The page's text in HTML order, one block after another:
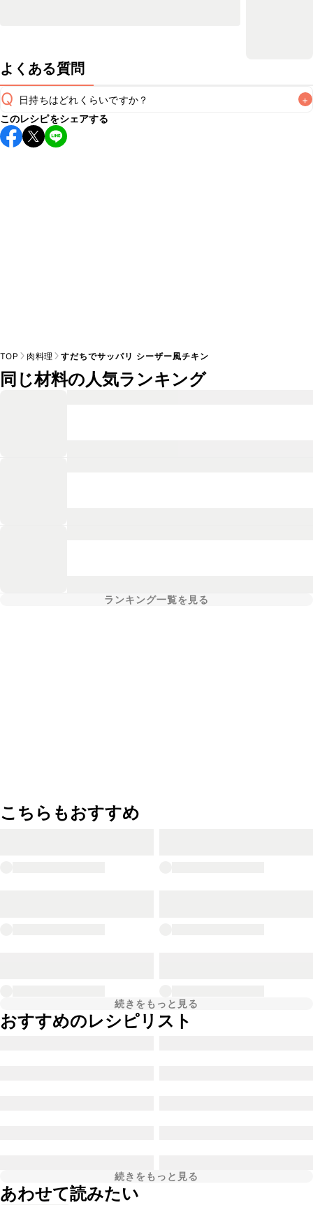
よくある質問
Q 日持ちはどれくらいですか？ +
保存期間は冷蔵で翌日中が目安です。なるべくお早めにお召
し上がりください。
このレシピをシェアする
TOP 肉料理 すだちでサッパリ シーザー風チキン
同じ材料の人気ランキング
ランキング一覧を見る
こちらもおすすめ
続きをもっと見る
おすすめのレシピリスト
続きをもっと見る
あわせて読みたい